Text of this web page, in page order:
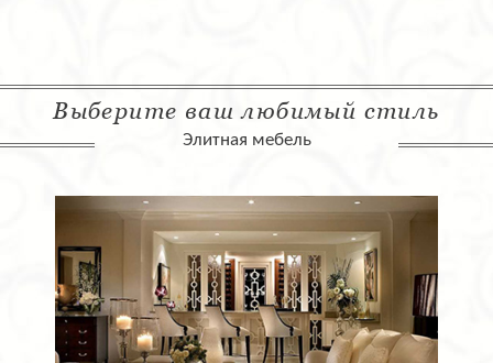
Выберите ваш любимый стиль
Элитная мебель